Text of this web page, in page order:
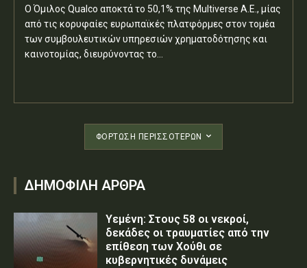
Ο Όμιλος Qualco αποκτά το 50,1% της Multiverse A.E., μίας
από τις κορυφαίες ευρωπαϊκές πλατφόρμες στον τομέα
των συμβουλευτικών υπηρεσιών χρηματοδότησης και
καινοτομίας, διευρύνοντας το...
ΦΌΡΤΩΣΗ ΠΕΡΙΣΣΟΤΈΡΩΝ
ΔΗΜΟΦΙΛΗ ΑΡΘΡΑ
Υεμένη: Στους 58 οι νεκροί,
δεκάδες οι τραυματίες από την
επίθεση των Χούθι σε
κυβερνητικές δυνάμεις